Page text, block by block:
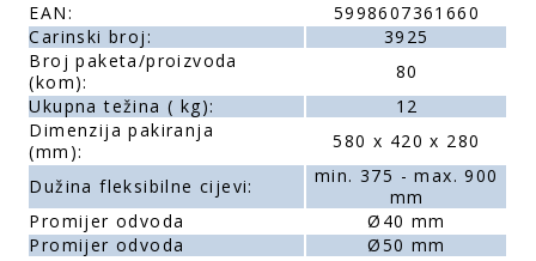
EAN:
5998607361660
Carinski broj:
3925
Broj paketa/proizvoda
(kom):
80
Ukupna težina ( kg):
12
Dimenzija pakiranja
(mm):
580 x 420 x 280
Dužina fleksibilne cijevi:
min. 375 - max. 900
mm
Promijer odvoda
Ø40 mm
Promijer odvoda
Ø50 mm